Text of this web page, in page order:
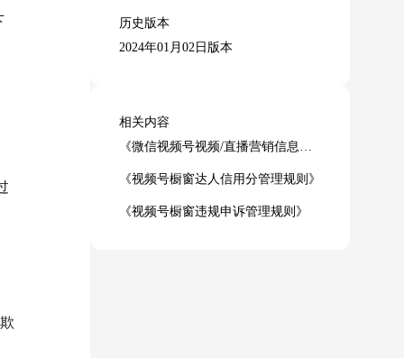
历史版本
2024年01月02日版本
相关内容
《微信视频号视频/直播营销信息发布规范》
《视频号橱窗达人信用分管理规则》
《视频号橱窗违规申诉管理规则》